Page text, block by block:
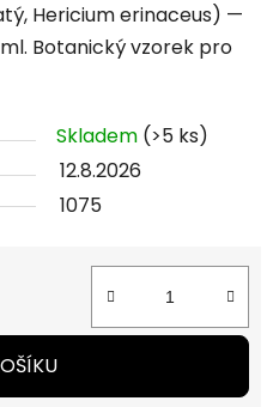
Hericium erinaceus) —
Botanický vzorek pro
Skladem (>5 ks)
12.8.2026
1075